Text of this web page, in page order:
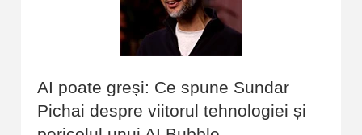
AI poate greși: Ce spune Sundar
Pichai despre viitorul tehnologiei și